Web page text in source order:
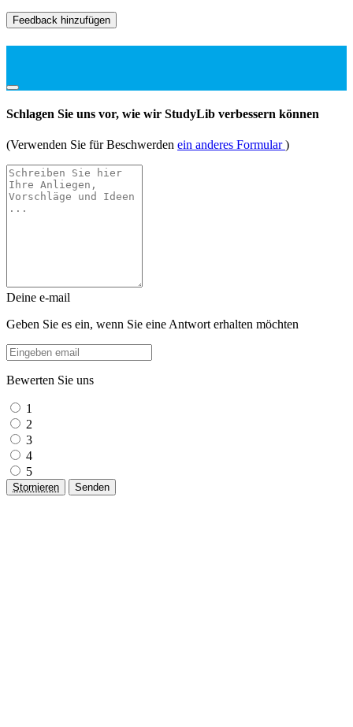
Feedback hinzufügen
Schlagen Sie uns vor, wie wir StudyLib verbessern können
(Verwenden Sie für Beschwerden ein anderes Formular)
Deine e-mail
Geben Sie es ein, wenn Sie eine Antwort erhalten möchten
Bewerten Sie uns
1
2
3
4
5
Stornieren Senden